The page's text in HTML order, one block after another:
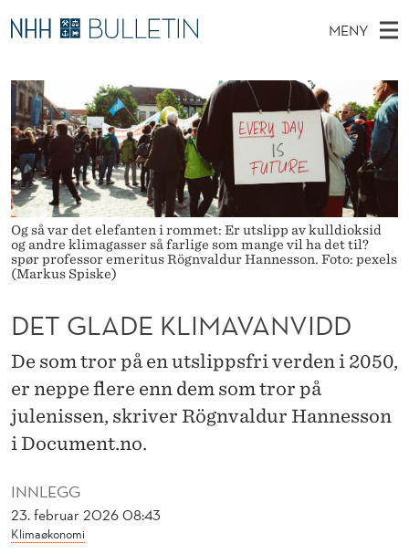
D
E
T
G
L
A
D
E
K
L
M
A
V
A
MENY
O
V
E
D
M
E
N
Y
Ø
K
N
E
T
T
S
T
E
D
E
T
Stipendiater og nye forskerprofiler
Disputaser
Ekspertutvalg
Om Bulletin
Og så var det elefanten i rommet: Er utslipp av kulldioksid
og andre klimagasser så farlige som mange vil ha det til?
spør professor emeritus Rögnvaldur Hannesson. Foto: pexels
(Markus Spiske)
INNLEGG
23. februar 2026 08:43
Klimaøkonomi
DET GLADE KLIMA­VANVIDD
De som tror på en utslippsfri verden i 2050,
er neppe flere enn dem som tror på
julenissen, skriver Rögnvaldur Hannesson
i Document.no.